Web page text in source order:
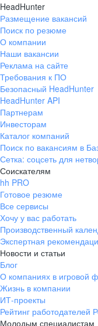
HeadHunter
Размещение вакансий
Поиск по резюме
О компании
Наши вакансии
Реклама на сайте
Требования к ПО
Безопасный HeadHunter
HeadHunter API
Партнерам
Инвесторам
Каталог компаний
Поиск по вакансиям в
Сетка: соцсеть для
Соискателям
hh PRO
Готовое резюме
Все сервисы
Хочу у вас работать
Производственный
Экспертная
Новости и статьи
Блог
О компаниях в игровой
Жизнь в компании
ИТ-проекты
Рейтинг работодателей
Молодым специалистам